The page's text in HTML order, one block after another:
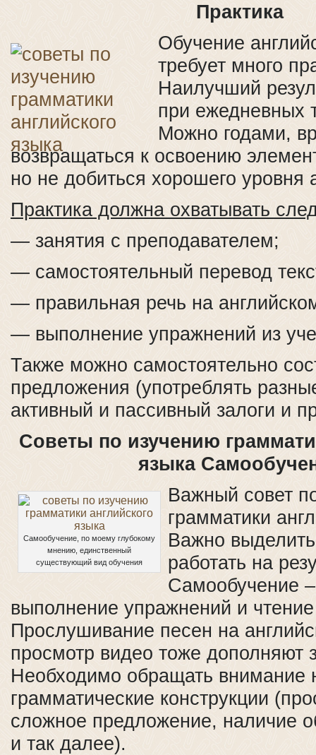
Практика
Обучение
требует много
Наилучший
при ежедневных
Можно годами,
возвращаться к освоению
но не добиться хорошего уровня
Практика должна охватывать
— занятия с преподавателем;
— самостоятельный перевод
— правильная речь на
— выполнение упражнений из
Также можно самостоятельно
предложения (употреблять
активный и пассивный залоги и
Советы по изучению
языка
Самообучение, по моему глубокому
мнению, единственный
существующий вид обучения
Важный совет
грамматики
Важно
работать на
Самообучение
выполнение упражнений и чтение
Прослушивание песен на
просмотр видео тоже дополняют
Необходимо обращать внимание
грамматические конструкции
сложное предложение, наличие
и так далее).